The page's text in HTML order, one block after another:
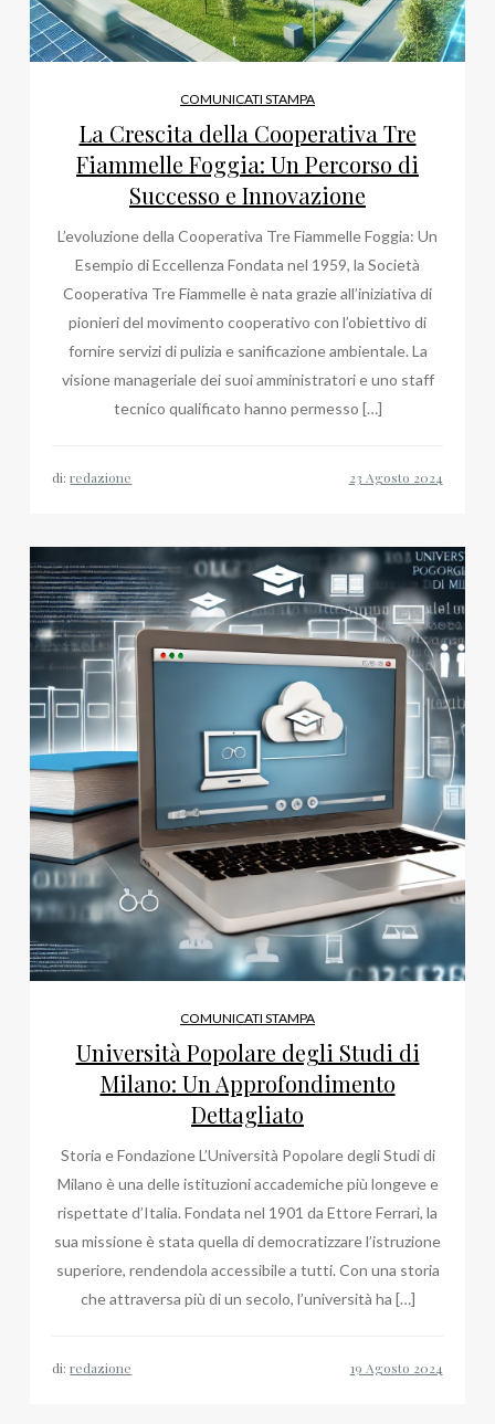
COMUNICATI STAMPA
La Crescita della Cooperativa Tre
Fiammelle Foggia: Un Percorso di
Successo e Innovazione
L’evoluzione della Cooperativa Tre Fiammelle Foggia: Un
Esempio di Eccellenza Fondata nel 1959, la Società
Cooperativa Tre Fiammelle è nata grazie all’iniziativa di
pionieri del movimento cooperativo con l’obiettivo di
fornire servizi di pulizia e sanificazione ambientale. La
visione manageriale dei suoi amministratori e uno staff
tecnico qualificato hanno permesso […]
di:redazione
COMUNICATI STAMPA
Università Popolare degli Studi di
Milano: Un Approfondimento
Dettagliato
Storia e Fondazione L’Università Popolare degli Studi di
Milano è una delle istituzioni accademiche più longeve e
rispettate d’Italia. Fondata nel 1901 da Ettore Ferrari, la
sua missione è stata quella di democratizzare l’istruzione
superiore, rendendola accessibile a tutti. Con una storia
che attraversa più di un secolo, l’università ha […]
di:redazione